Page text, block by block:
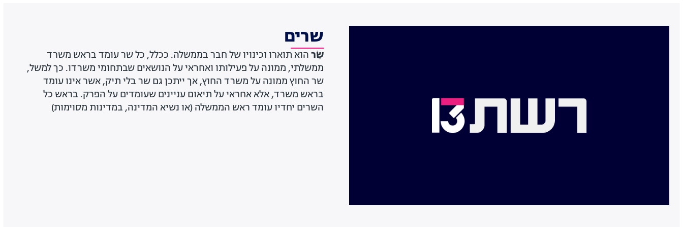
שרים
שַׂר הוא תוארו וכינויו של חבר בממשלה. ככלל, כל שר עומד בראש משרד
ממשלתי, ממונה על פעילותו ואחראי על הנושאים שבתחומי משרדו. כך למשל,
שר החוץ ממונה על משרד החוץ, אך ייתכן גם שר בלי תיק, אשר אינו עומד
בראש משרד, אלא אחראי על תיאום עניינים שעומדים על הפרק. בראש כל
השרים יחדיו עומד ראש הממשלה (או נשיא המדינה, במדינות מסוימות)